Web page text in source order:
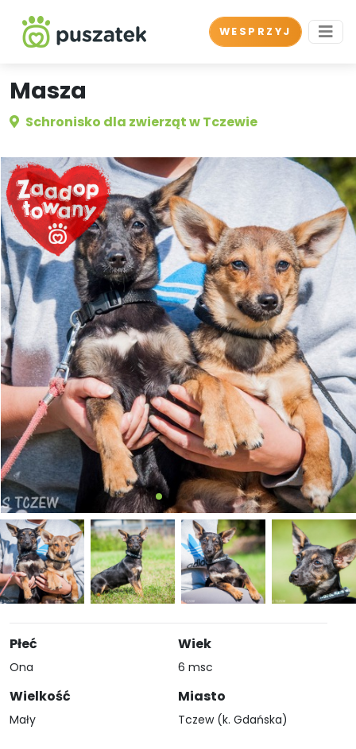
WESPRZYJ
Masza
Schronisko dla zwierząt w Tczewie
Płeć
Ona
Wielkość
Mały
Wiek
6 msc
Miasto
Tczew (k. Gdańska)